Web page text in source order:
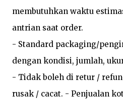
membutuhkan waktu
antrian saat order.
- Standard packaging/
dengan kondisi, jumlah,
- Tidak boleh di retur /
rusak / cacat. - Penjualan